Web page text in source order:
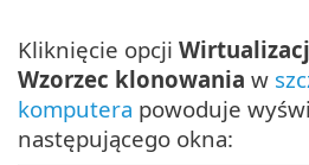
Kliknięcie opcji
Wzorzec klonowania w
komputera powoduje
następującego okna: